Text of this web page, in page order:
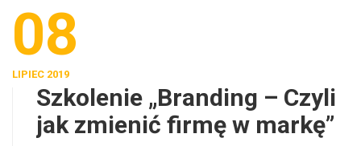
08
LIPIEC 2019
Szkolenie „Branding – Czyli
jak zmienić firmę w markę”